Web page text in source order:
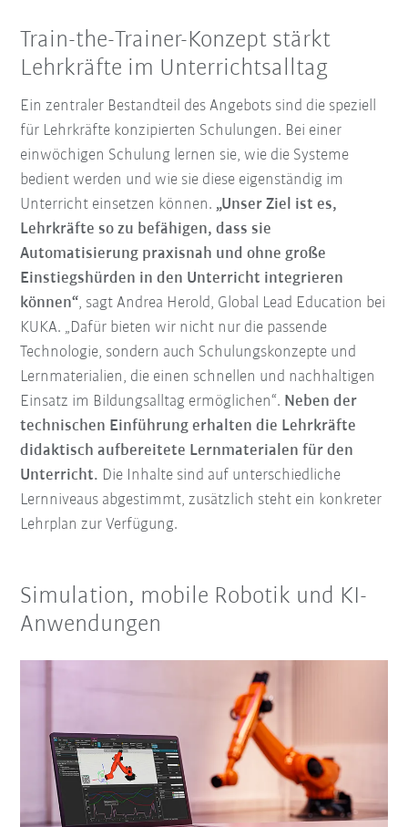
Train-the-Trainer-Konzept stärkt
Lehrkräfte im Unterrichtsalltag
Ein zentraler Bestandteil des Angebots sind die speziell
für Lehrkräfte konzipierten Schulungen. Bei einer
einwöchigen Schulung lernen sie, wie die Systeme
bedient werden und wie sie diese eigenständig im
Unterricht einsetzen können. „Unser Ziel ist es,
Lehrkräfte so zu befähigen, dass sie
Automatisierung praxisnah und ohne große
Einstiegshürden in den Unterricht integrieren
können“, sagt Andrea Herold, Global Lead Education bei
KUKA. „Dafür bieten wir nicht nur die passende
Technologie, sondern auch Schulungskonzepte und
Lernmaterialien, die einen schnellen und nachhaltigen
Einsatz im Bildungsalltag ermöglichen“. Neben der
technischen Einführung erhalten die Lehrkräfte
didaktisch aufbereitete Lernmaterialen für den
Unterricht. Die Inhalte sind auf unterschiedliche
Lernniveaus abgestimmt, zusätzlich steht ein konkreter
Lehrplan zur Verfügung.
Simulation, mobile Robotik und KI-
Anwendungen